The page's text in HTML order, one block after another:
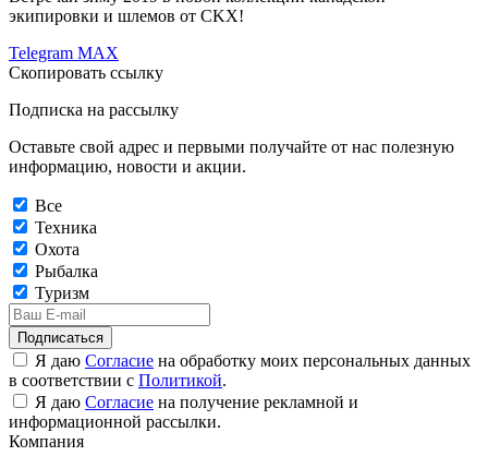
экипировки и шлемов от CKX!
Telegram MAX
Скопировать ссылку
Подписка на рассылку
Оставьте свой адрес и первыми получайте от нас полезную
информацию, новости и акции.
Все
Техника
Охота
Рыбалка
Туризм
Подписаться
Я даю Согласие на обработку моих персональных данных
в соответствии с Политикой.
Я даю Согласие на получение рекламной и
информационной рассылки.
Компания